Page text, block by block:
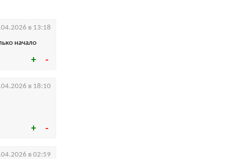
начало
в 13:18
в 18:10
в 02:59